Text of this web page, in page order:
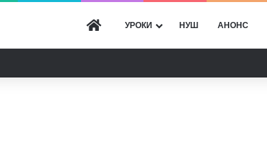
ГОЛОВНА
УРОКИ НУШ АНОНС